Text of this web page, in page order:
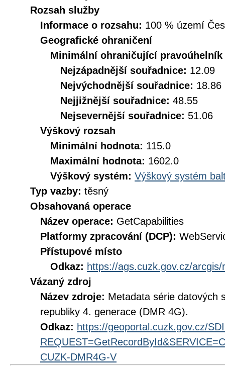
Rozsah služby
Informace o rozsahu: 100 % území
Geografické ohraničení
Minimální ohraničující pravoúhelník
Nejzápadnější souřadnice: 12.09
Nejvýchodnější souřadnice: 18.86
Nejjižnější souřadnice: 48.55
Nejsevernější souřadnice: 51.06
Výškový rozsah
Minimální hodnota: 115.0
Maximální hodnota: 1602.0
Výškový systém: Výškový systém
Typ vazby: těsný
Obsahovaná operace
Název operace: GetCapabilities
Platformy zpracování (DCP):
Přístupové místo
Odkaz: https://ags.cuzk.gov.cz/
Vázaný zdroj
Název zdroje: Metadata série datových
republiky 4. generace (DMR 4G).
Odkaz: https://geoportal.cuzk.gov.cz/
CUZK-DMR4G-V